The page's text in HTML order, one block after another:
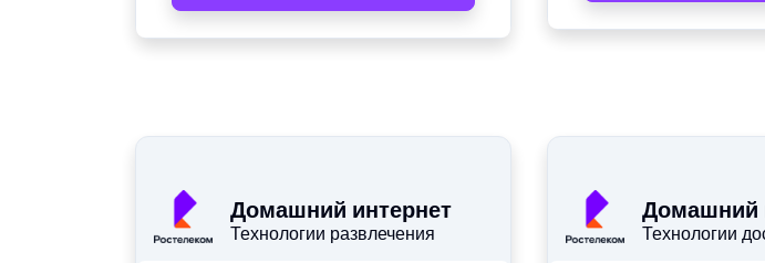
Домашний интернет
Технологии развлечения
Домашний
Технологии